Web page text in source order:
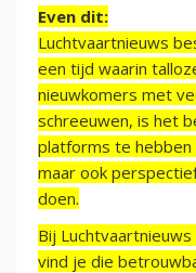
Even dit:
Luchtvaartnieuws
een tijd waarin
nieuwkomers met
schreeuwen, is het
platforms te hebben
maar ook
doen.
Bij
vind je die